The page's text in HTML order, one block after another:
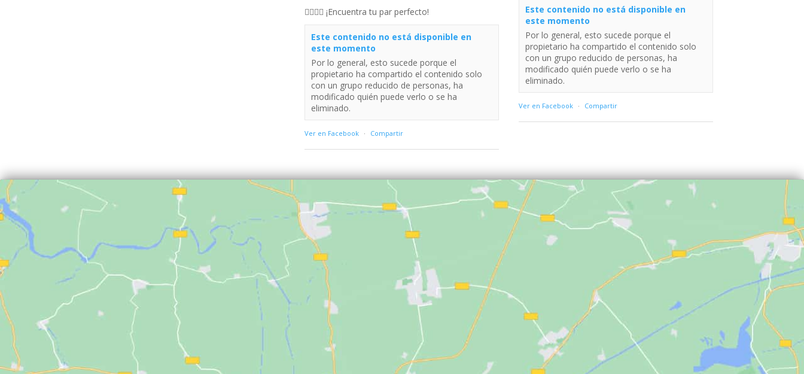
Este contenido no está disponible en
este momento
Por lo general, esto sucede porque el
propietario ha compartido el contenido solo
con un grupo reducido de personas, ha
modificado quién puede verlo o se ha
eliminado.
Ver en Facebook · Compartir
🏃‍♀️🏃‍♂️ ¡Encuentra tu par perfecto!
Este contenido no está disponible en
este momento
Por lo general, esto sucede porque el
propietario ha compartido el contenido solo
con un grupo reducido de personas, ha
modificado quién puede verlo o se ha
eliminado.
Ver en Facebook · Compartir